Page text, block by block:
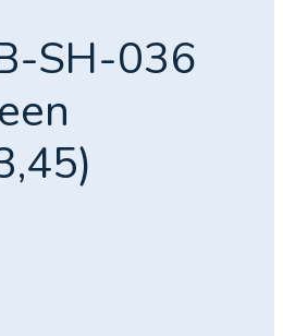
SH-036